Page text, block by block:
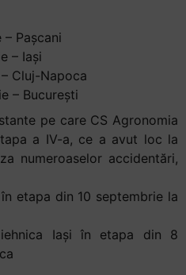
Pașcani
– Iași
Cluj-Napoca
– București
pe care CS Agronomia
a IV-a, ce a avut loc la
numeroaselor accidentări,
etapa din 10 septembrie la
Iași în etapa din 8